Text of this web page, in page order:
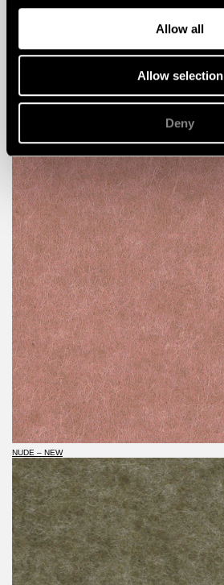
Allow all
Allow selection
Deny
MUTED
NUDE – NEW